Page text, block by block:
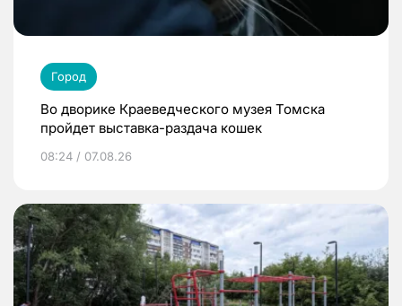
Город
Во дворике Краеведческого музея Томска
пройдет выставка-раздача кошек
08:24 / 07.08.26